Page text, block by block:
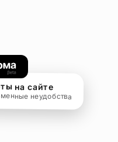
на сайте
неудобства